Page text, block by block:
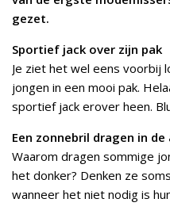
gezet.
Sportief jack over zijn pak
Je ziet het wel eens voorbij
jongen in een mooi pak.
sportief jack erover heen.
Een zonnebril dragen in
Waarom dragen sommige
het donker? Denken ze
wanneer het niet nodig is